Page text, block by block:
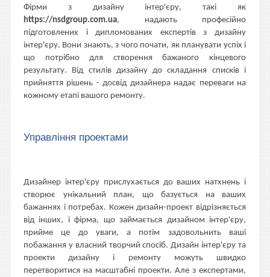
Фірми з дизайну інтер'єру, такі як
https://nsdgroup.com.ua, надають професійно
підготовлених і дипломованих експертів з дизайну
інтер'єру. Вони знають, з чого почати, як планувати успіх і
що потрібно для створення бажаного кінцевого
результату. Від стилів дизайну до складання списків і
прийняття рішень - досвід дизайнера надає переваги на
кожному етапі вашого ремонту.
Управління проектами
Дизайнер інтер'єру прислухається до ваших натхнень і
створює унікальний план, що базується на ваших
бажаннях і потребах. Кожен дизайн-проект відрізняється
від інших, і фірма, що займається дизайном інтер'єру,
прийме це до уваги, а потім задовольнить ваші
побажання у власний творчий спосіб. Дизайн інтер'єру та
проекти дизайну і ремонту можуть швидко
перетворитися на масштабні проекти. Але з експертами,